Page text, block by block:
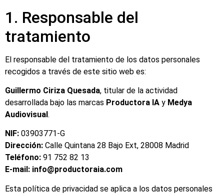
1. Responsable del
tratamiento
El responsable del tratamiento de los datos personales
recogidos a través de este sitio web es:
Guillermo Ciriza Quesada, titular de la actividad
desarrollada bajo las marcas Productora IA y Medya
Audiovisual.
NIF: 03903771-G
Dirección: Calle Quintana 28 Bajo Ext, 28008 Madrid
Teléfono: 91 752 82 13
E-mail: info@productoraia.com
Esta política de privacidad se aplica a los datos personales